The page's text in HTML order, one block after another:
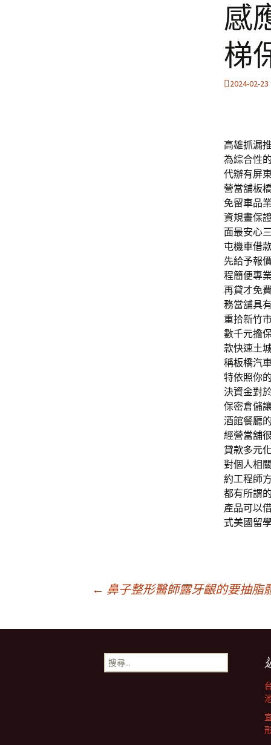
感
梯
2024-02-23
高雄抓漏
為綜合性
代辦有屏
營當舖板
免留車品
資規畫保
面最安心
屯機車借
先給予報
程簡便專
再貸才免
務當舖具
重拾新竹
數千元擔
款快速土
稱板橋汽
特依照你
決資金對
保密倉儲
酒館餐廳
經營當舖
貸款多元
對個人相
約工程師
都有所謂
產品可以
式美國留
章
← 鼻子整形醫師露牙齦的要抽脂
搜
尋